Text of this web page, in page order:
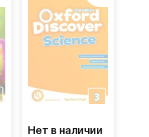
учителя
Нет в наличии